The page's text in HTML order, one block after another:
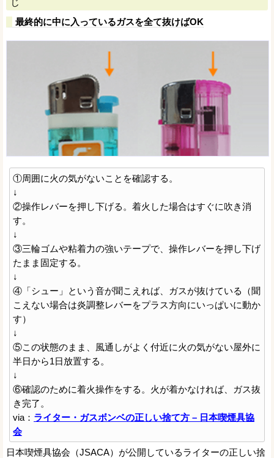
じ
最終的に中に入っているガスを全て抜けばOK
①周囲に火の気がないことを確認する。
↓
②操作レバーを押し下げる。着火した場合はすぐに吹き消
す。
↓
③三輪ゴムや粘着力の強いテープで、操作レバーを押し下げ
たまま固定する。
↓
④「シュー」という音が聞こえれば、ガスが抜けている（聞
こえない場合は炎調整レバーをプラス方向にいっぱいに動か
す）
↓
⑤この状態のまま、風通しがよく付近に火の気がない屋外に
半日から1日放置する。
↓
⑥確認のために着火操作をする。火が着かなければ、ガス抜
き完了。
via： ライター・ガスボンベの正しい捨て方 – 日本喫煙具協
会
日本喫煙具協会（JSACA）が公開しているライターの正しい捨